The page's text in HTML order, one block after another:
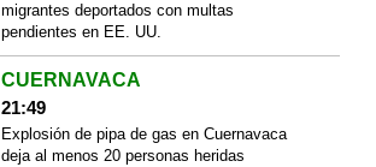
migrantes deportados con multas
pendientes en EE. UU.
CUERNAVACA
21:49
Explosión de pipa de gas en Cuernavaca
deja al menos 20 personas heridas